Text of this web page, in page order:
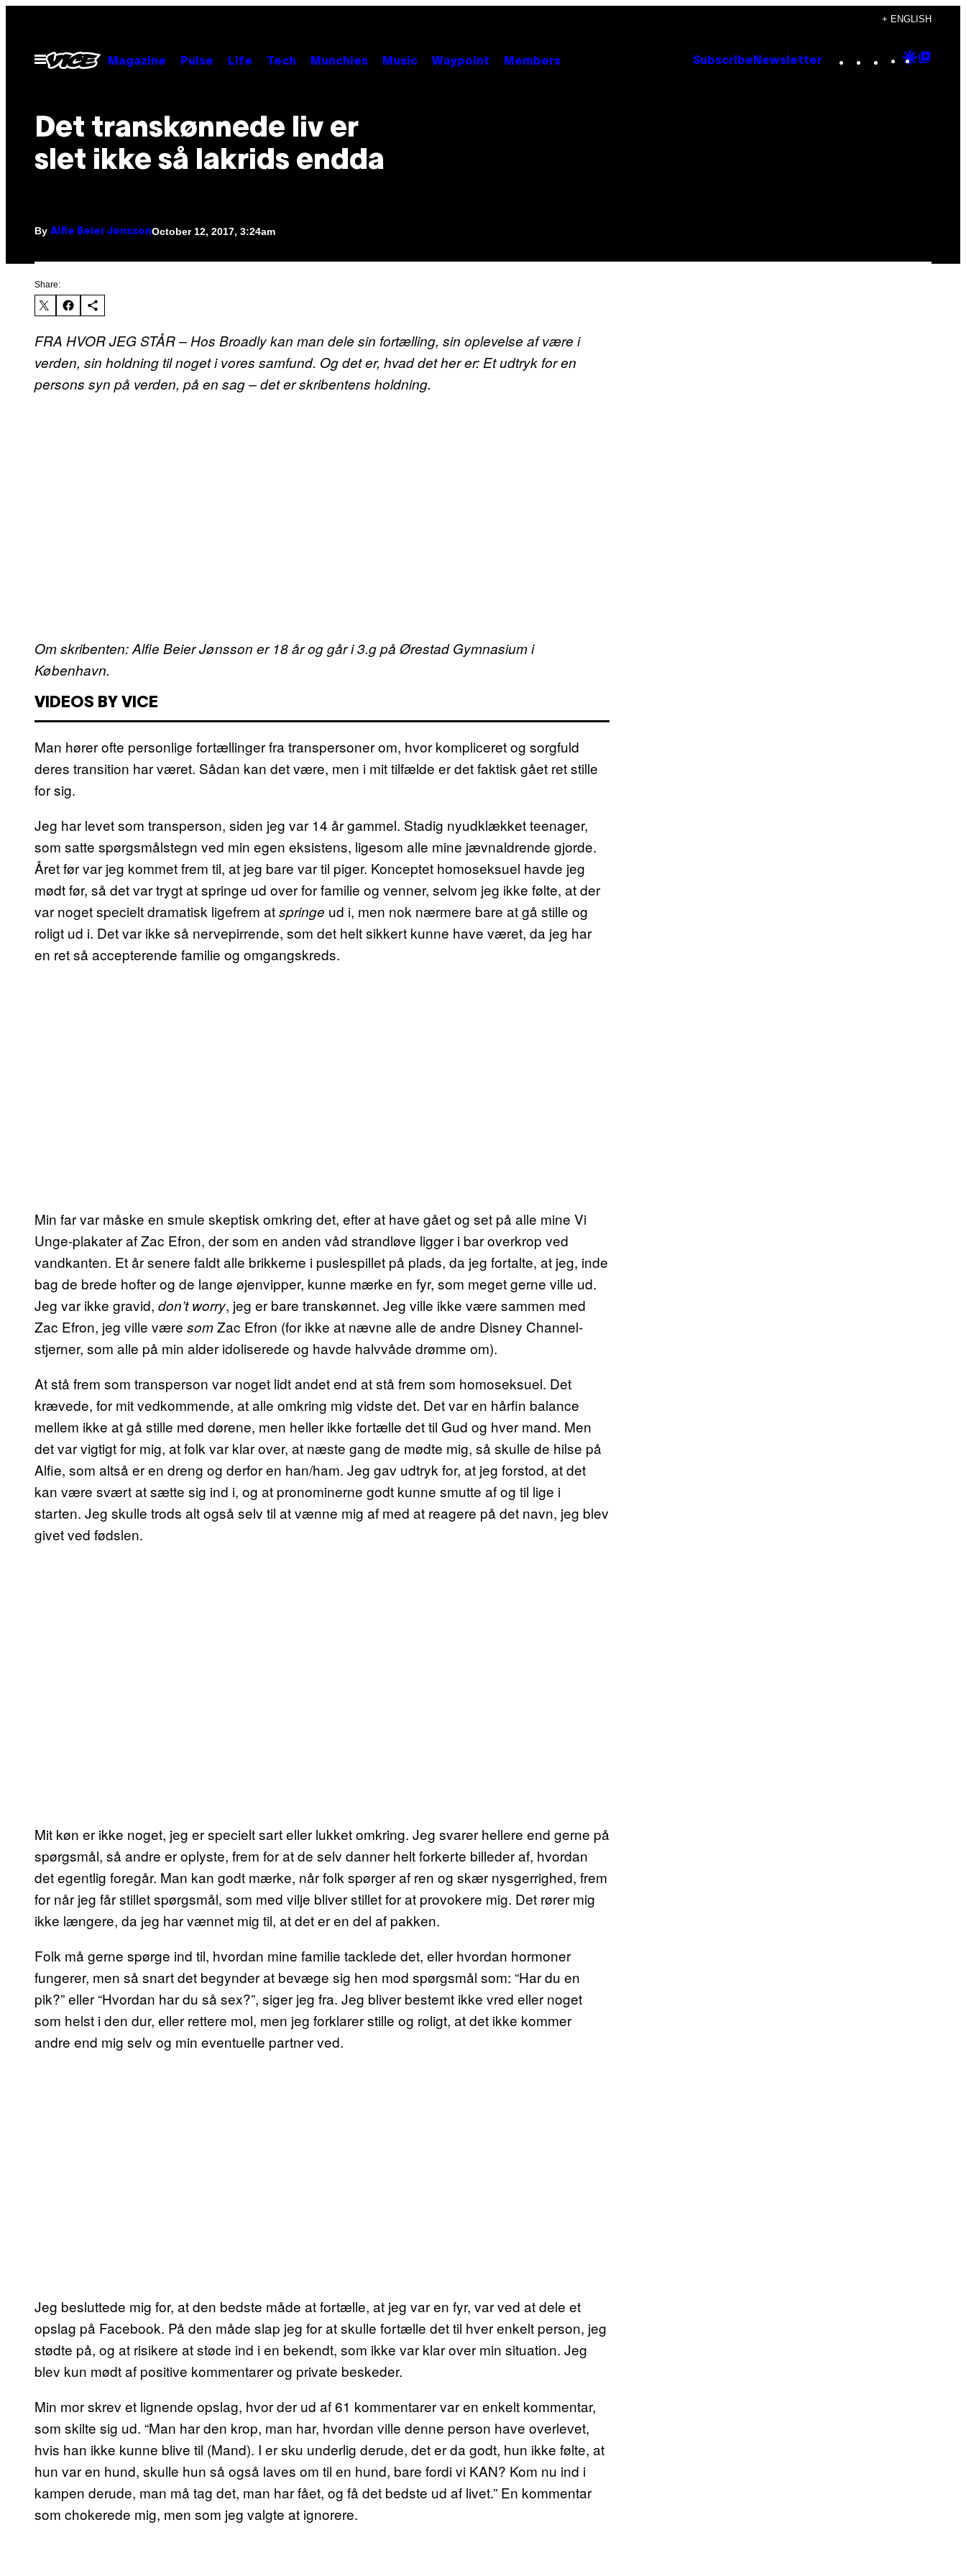
content
+ ENGLISH
Open
Menu
Magazine Pulse Life Tech Munchies Music Waypoint Members Subscribe Newsletter Instagram
TikTok
YouTube
Google
Det transkønnede liv er
slet ikke så lakrids endda
By Alfie Beier JønssonOctober 12, 2017, 3:24am
Share:
FRA HVOR JEG STÅR – Hos Broadly kan man dele sin fortælling, sin oplevelse af være i
verden, sin holdning til noget i vores samfund. Og det er, hvad det her er: Et udtryk for en
persons syn på verden, på en sag – det er skribentens holdning.
Om skribenten: Alfie Beier Jønsson er 18 år og går i 3.g på Ørestad Gymnasium i
København.
VIDEOS BY VICE
Man hører ofte personlige fortællinger fra transpersoner om, hvor kompliceret og sorgfuld
deres transition har været. Sådan kan det være, men i mit tilfælde er det faktisk gået ret stille
for sig.
Jeg har levet som transperson, siden jeg var 14 år gammel. Stadig nyudklækket teenager,
som satte spørgsmålstegn ved min egen eksistens, ligesom alle mine jævnaldrende gjorde.
Året før var jeg kommet frem til, at jeg bare var til piger. Konceptet homoseksuel havde jeg
mødt før, så det var trygt at springe ud over for familie og venner, selvom jeg ikke følte, at der
var noget specielt dramatisk ligefrem atspringe ud i, men nok nærmere bare at gå stille og
roligt ud i. Det var ikke så nervepirrende, som det helt sikkert kunne have været, da jeg har
en ret så accepterende familie og omgangskreds.
Min far var måske en smule skeptisk omkring det, efter at have gået og set på alle mine Vi
Unge-plakater af Zac Efron, der som en anden våd strandløve ligger i bar overkrop ved
vandkanten. Et år senere faldt alle brikkerne i puslespillet på plads, da jeg fortalte, at jeg, inde
bag de brede hofter og de lange øjenvipper, kunne mærke en fyr, som meget gerne ville ud.
Jeg var ikke gravid, don’t worry, jeg er bare transkønnet. Jeg ville ikke være sammen med
Zac Efron, jeg ville være somZac Efron (for ikke at nævne alle de andre Disney Channel-
stjerner, som alle på min alder idoliserede og havde halvvåde drømme om).
At stå frem som transperson var noget lidt andet end at stå frem som homoseksuel. Det
krævede, for mit vedkommende, at alle omkring mig vidste det. Det var en hårfin balance
mellem ikke at gå stille med dørene, men heller ikke fortælle det til Gud og hver mand. Men
det var vigtigt for mig, at folk var klar over, at næste gang de mødte mig, så skulle de hilse på
Alfie, som altså er en dreng og derfor en han/ham. Jeg gav udtryk for, at jeg forstod, at det
kan være svært at sætte sig ind i, og at pronominerne godt kunne smutte af og til lige i
starten. Jeg skulle trods alt også selv til at vænne mig af med at reagere på det navn, jeg blev
givet ved fødslen.
Mit køn er ikke noget, jeg er specielt sart eller lukket omkring. Jeg svarer hellere end gerne på
spørgsmål, så andre er oplyste, frem for at de selv danner helt forkerte billeder af, hvordan
det egentlig foregår. Man kan godt mærke, når folk spørger af ren og skær nysgerrighed, frem
for når jeg får stillet spørgsmål, som med vilje bliver stillet for at provokere mig. Det rører mig
ikke længere, da jeg har vænnet mig til, at det er en del af pakken.
Folk må gerne spørge ind til, hvordan mine familie tacklede det, eller hvordan hormoner
fungerer, men så snart det begynder at bevæge sig hen mod spørgsmål som: “Har du en
pik?” eller “Hvordan har du så sex?”, siger jeg fra. Jeg bliver bestemt ikke vred eller noget
som helst i den dur, eller rettere mol, men jeg forklarer stille og roligt, at det ikke kommer
andre end mig selv og min eventuelle partner ved.
Jeg besluttede mig for, at den bedste måde at fortælle, at jeg var en fyr, var ved at dele et
opslag på Facebook. På den måde slap jeg for at skulle fortælle det til hver enkelt person, jeg
stødte på, og at risikere at støde ind i en bekendt, som ikke var klar over min situation. Jeg
blev kun mødt af positive kommentarer og private beskeder.
Min mor skrev et lignende opslag, hvor der ud af 61 kommentarer var en enkelt kommentar,
som skilte sig ud. “Man har den krop, man har, hvordan ville denne person have overlevet,
hvis han ikke kunne blive til (Mand). I er sku underlig derude, det er da godt, hun ikke følte, at
hun var en hund, skulle hun så også laves om til en hund, bare fordi vi KAN? Kom nu ind i
kampen derude, man må tag det, man har fået, og få det bedste ud af livet.” En kommentar
som chokerede mig, men som jeg valgte at ignorere.